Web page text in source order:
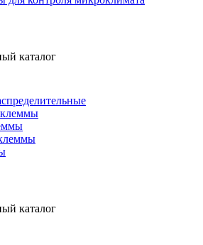
каталог
каталог